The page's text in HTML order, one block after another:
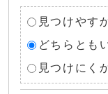
見つけやす
どちらとも
見つけにく